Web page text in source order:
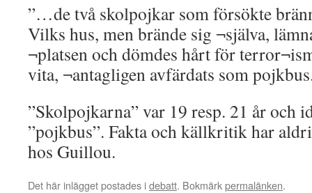
”…de två skolpojkar som försökte
Vilks hus, men brände sig ¬själva,
¬platsen och dömdes hårt för
vita, ¬antagligen avfärdats som
”Skolpojkarna” var 19 resp. 21 år och
”pojkbus”. Fakta och källkritik har
hos Guillou.
Det här inlägget postades idebatt. Bokmärkpermalänken.